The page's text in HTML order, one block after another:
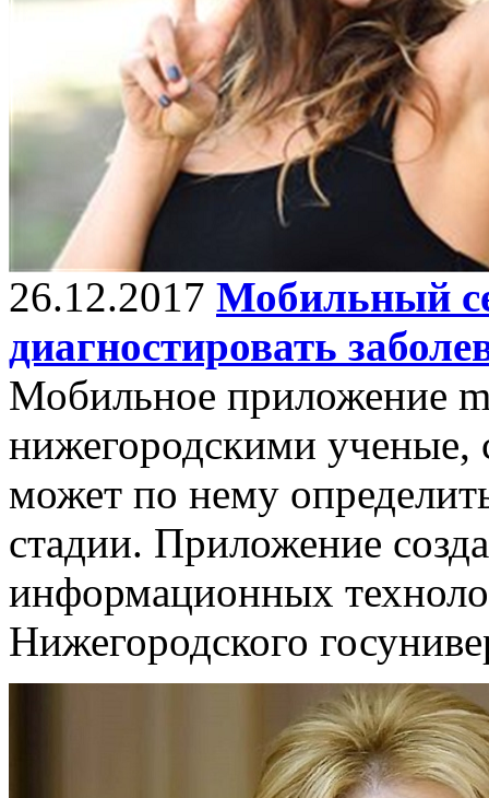
26.12.2017 Мобильный
диагностировать
Мобильное приложение
нижегородскими ученые,
может по нему
стадии. Приложение
информационных
Нижегородского